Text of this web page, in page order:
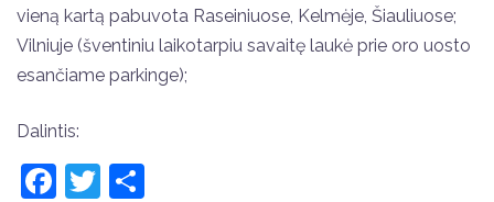
vieną kartą pabuvota Raseiniuose, Kelmėje, Šiauliuose;
Vilniuje (šventiniu laikotarpiu savaitę laukė prie oro uosto
esančiame parkinge);
Dalintis:
Facebook
Twitter